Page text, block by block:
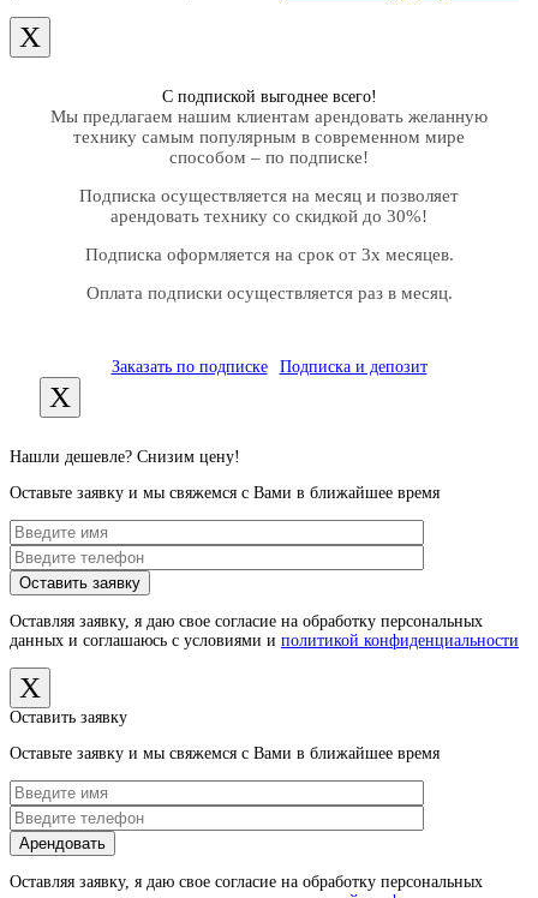
X
С подпиской выгоднее всего!
Мы предлагаем нашим клиентам арендовать желанную
технику самым популярным в современном мире
способом – по подписке!
Подписка осуществляется на месяц и позволяет
арендовать технику со скидкой до 30%!
Подписка оформляется на срок от 3х месяцев.
Оплата подписки осуществляется раз в месяц.
Заказать по подписке Подписка и депозит
X
Нашли дешевле? Снизим цену!
Оставьте заявку и мы свяжемся с Вами в ближайшее время
Оставляя заявку, я даю свое согласие на обработку персональных
данных и соглашаюсь с условиями и политикой конфиденциальности
X
Оставить заявку
Оставьте заявку и мы свяжемся с Вами в ближайшее время
Оставляя заявку, я даю свое согласие на обработку персональных